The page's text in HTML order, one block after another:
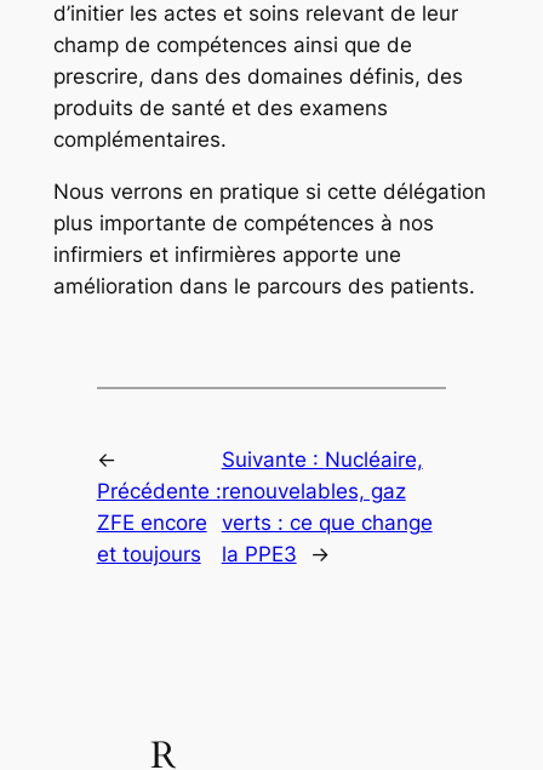
d’initier les actes et soins relevant de leur
champ de compétences ainsi que de
prescrire, dans des domaines définis, des
produits de santé et des examens
complémentaires.
Nous verrons en pratique si cette délégation
plus importante de compétences à nos
infirmiers et infirmières apporte une
amélioration dans le parcours des patients.
←
Précédente :
ZFE encore
et toujours
Suivante : Nucléaire,
renouvelables, gaz
verts : ce que change
la PPE3
→
R